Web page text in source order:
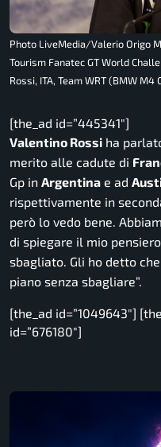
Photo LiveMedia/Valerio Origo
Tourism Fanatec GT World
Rossi, ITA, Team WRT (BMW
[the_ad id=”445341″]
Valentino Rossi ha
merito alle cadute di
Gp in Argentina e ad
rispettivamente in
però lo vedo bene.
di spiegare il mio
sbagliato. Gli ho detto
piano senza sbagliare”.
[the_ad id=”1049643″]
id=”676180″]